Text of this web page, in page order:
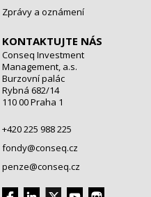
Zprávy a oznámení
KONTAKTUJTE NÁS
Conseq Investment
Management, a.s.
Burzovní palác
Rybná 682/14
110 00 Praha 1
+420 225 988 225
fondy@conseq.cz
penze@conseq.cz